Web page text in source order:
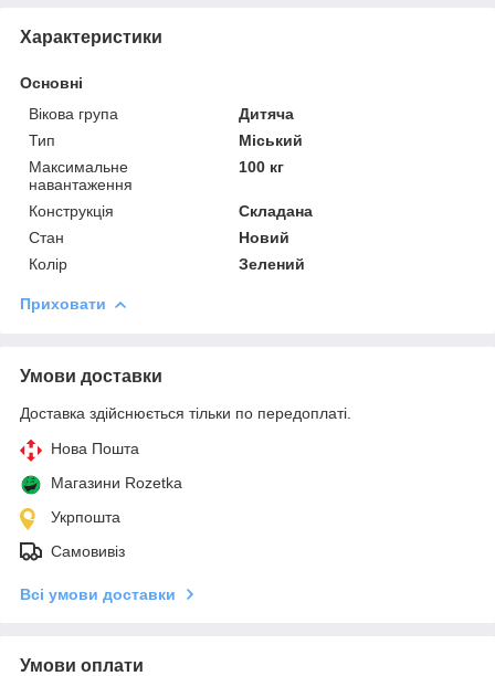
Характеристики
Основні
Вікова група
Дитяча
Тип
Міський
Максимальне
навантаження
100 кг
Конструкція
Складана
Стан
Новий
Колір
Зелений
Приховати
Умови доставки
Доставка здійснюється тільки по передоплаті.
Нова Пошта
Магазини Rozetka
Укрпошта
Самовивіз
Всі умови доставки
Умови оплати